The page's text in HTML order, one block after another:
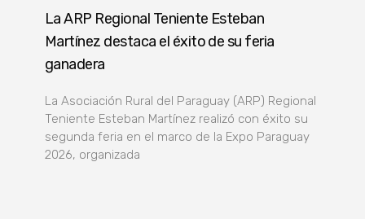
La ARP Regional Teniente Esteban
Martínez destaca el éxito de su feria
ganadera
La Asociación Rural del Paraguay (ARP) Regional
Teniente Esteban Martínez realizó con éxito su
segunda feria en el marco de la Expo Paraguay
2026, organizada